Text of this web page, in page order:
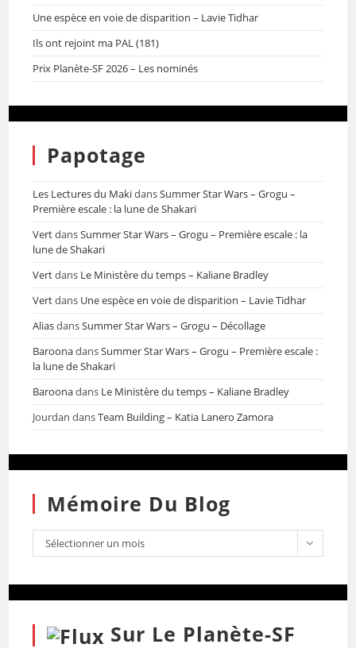
Une espèce en voie de disparition – Lavie Tidhar
Ils ont rejoint ma PAL (181)
Prix Planète-SF 2026 – Les nominés
Papotage
Les Lectures du MakidansSummer Star Wars – Grogu –
Première escale : la lune de Shakari
VertdansSummer Star Wars – Grogu – Première escale : la
lune de Shakari
Vertdans Le Ministère du temps – Kaliane Bradley
Vertdans Une espèce en voie de disparition – Lavie Tidhar
AliasdansSummer Star Wars – Grogu – Décollage
BaroonadansSummer Star Wars – Grogu – Première escale :
la lune de Shakari
Baroonadans Le Ministère du temps – Kaliane Bradley
Jourdan dansTeam Building – Katia Lanero Zamora
Mémoire Du Blog
Sélectionner un mois
Sur Le Planète-SF